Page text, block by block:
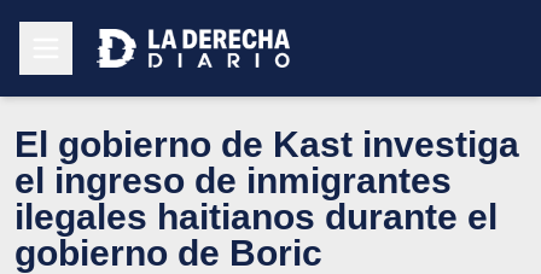
El gobierno de Kast investiga
el ingreso de inmigrantes
ilegales haitianos durante el
gobierno de Boric